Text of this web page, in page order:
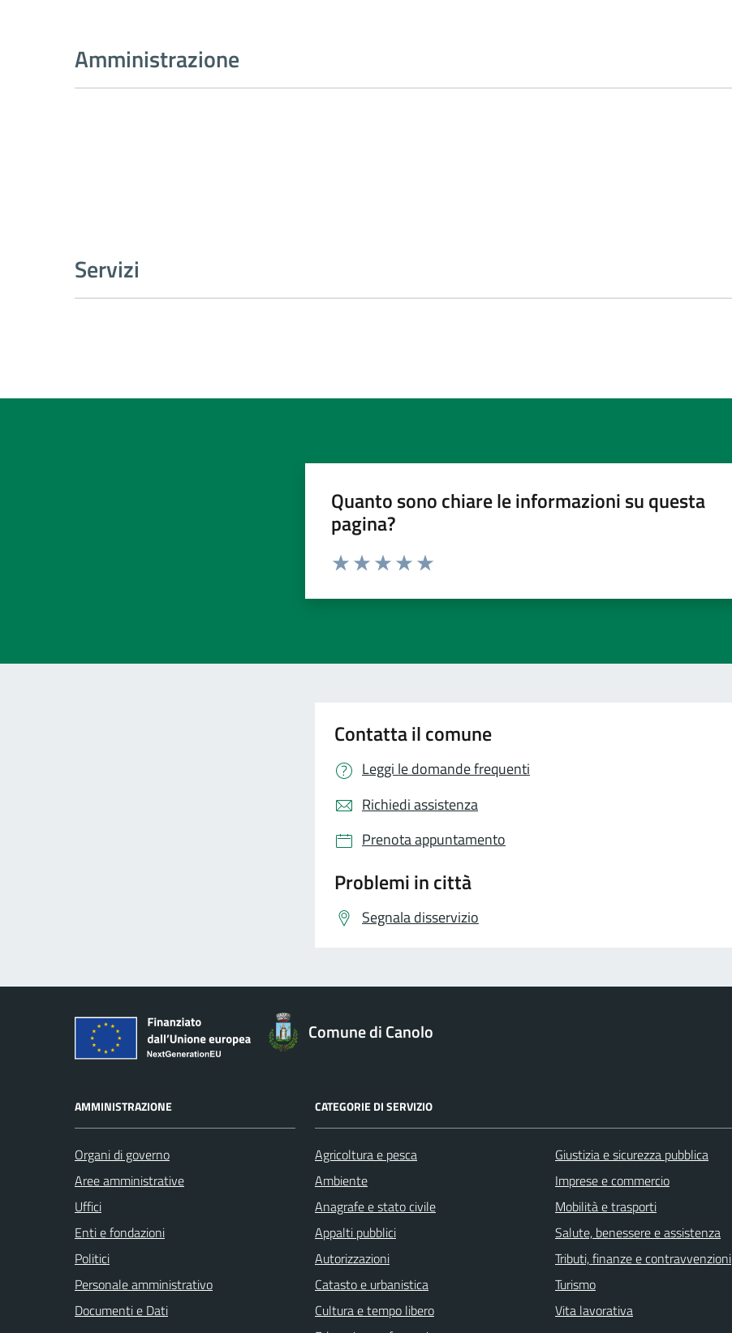
Amministrazione
Servizi
Quanto sono chiare le informazioni su questa
pagina?
Contatta il comune
Leggi le domande frequenti
Richiedi assistenza
Prenota appuntamento
Problemi in città
Segnala disservizio
Comune di Canolo
AMMINISTRAZIONE
Organi di governo
Aree amministrative
Uffici
Enti e fondazioni
Politici
Personale amministrativo
Documenti e Dati
CATEGORIE DI SERVIZIO
Agricoltura e pesca
Ambiente
Anagrafe e stato civile
Appalti pubblici
Autorizzazioni
Catasto e urbanistica
Cultura e tempo libero
Giustizia e sicurezza pubblica
Imprese e commercio
Mobilità e trasporti
Salute, benessere e assistenza
Tributi, finanze e contravvenzioni
Turismo
Vita lavorativa